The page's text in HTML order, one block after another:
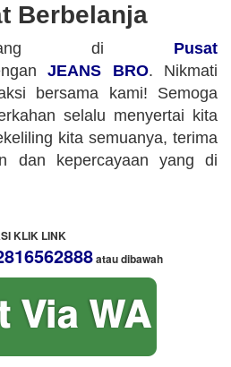
Berbelanja
di Pusat
JEANS BRO. Nikmati
bersama kami! Semoga
selalu menyertai kita
kita semuanya, terima
dan kepercayaan yang di
KLIK LINK
​ atau dibawah